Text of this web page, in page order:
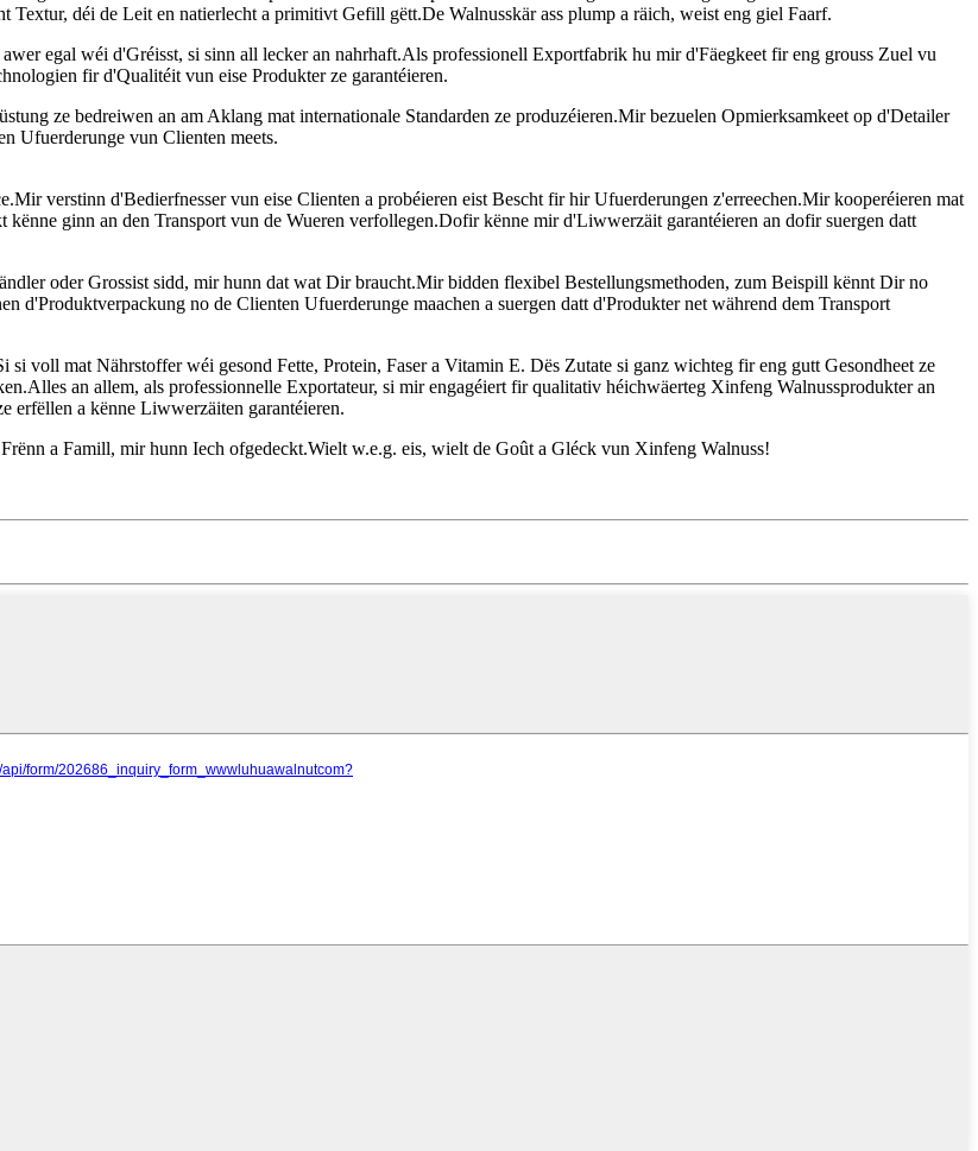
Textur, déi de Leit en natierlecht a primitivt Gefill gëtt.De Walnusskär ass plump a räich, weist eng giel Faarf.
egal wéi d'Gréisst, si sinn all lecker an nahrhaft.Als professionell Exportfabrik hu mir d'Fäegkeet fir eng grouss Zuel vu
fir d'Qualitéit vun eise Produkter ze garantéieren.
ze bedreiwen an am Aklang mat internationale Standarden ze produzéieren.Mir bezuelen Opmierksamkeet op d'Detailer
Ufuerderunge vun Clienten meets.
verstinn d'Bedierfnesser vun eise Clienten a probéieren eist Bescht fir hir Ufuerderungen z'erreechen.Mir kooperéieren mat
ginn an den Transport vun de Wueren verfollegen.Dofir kënne mir d'Liwwerzäit garantéieren an dofir suergen datt
oder Grossist sidd, mir hunn dat wat Dir braucht.Mir bidden flexibel Bestellungsmethoden, zum Beispill kënnt Dir no
d'Produktverpackung no de Clienten Ufuerderunge maachen a suergen datt d'Produkter net während dem Transport
si voll mat Nährstoffer wéi gesond Fette, Protein, Faser a Vitamin E. Dës Zutate si ganz wichteg fir eng gutt Gesondheet ze
an allem, als professionnelle Exportateur, si mir engagéiert fir qualitativ héichwäerteg Xinfeng Walnussprodukter an
erfëllen a kënne Liwwerzäiten garantéieren.
a Famill, mir hunn Iech ofgedeckt.Wielt w.e.g. eis, wielt de Goût a Gléck vun Xinfeng Walnuss!